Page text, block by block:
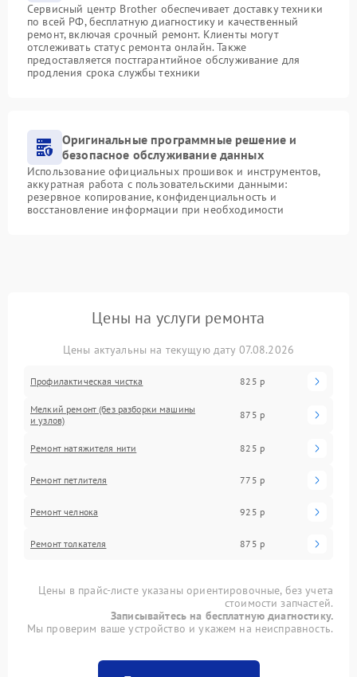
Сервисный центр Brother обеспечивает доставку техники
по всей РФ, бесплатную диагностику и качественный
ремонт, включая срочный ремонт. Клиенты могут
отслеживать статус ремонта онлайн. Также
предоставляется постгарантийное обслуживание для
продления срока службы техники
Оригинальные программные решение и
безопасное обслуживание данных
Использование официальных прошивок и инструментов,
аккуратная работа с пользовательскими данными:
резервное копирование, конфиденциальность и
восстановление информации при необходимости
Цены на услуги ремонта
Цены актуальны на текущую дату 07.08.2026
Профилактическая чистка 825 р
Мелкий ремонт (без разборки машины
и узлов)
875 р
Ремонт натяжителя нити 825 р
Ремонт петлителя 775 р
Ремонт челнока 925 р
Ремонт толкателя 875 р
Цены в прайс-листе указаны ориентировочные, без учета
стоимости запчастей.
Записывайтесь на бесплатную диагностику.
Мы проверим ваше устройство и укажем на неисправность.